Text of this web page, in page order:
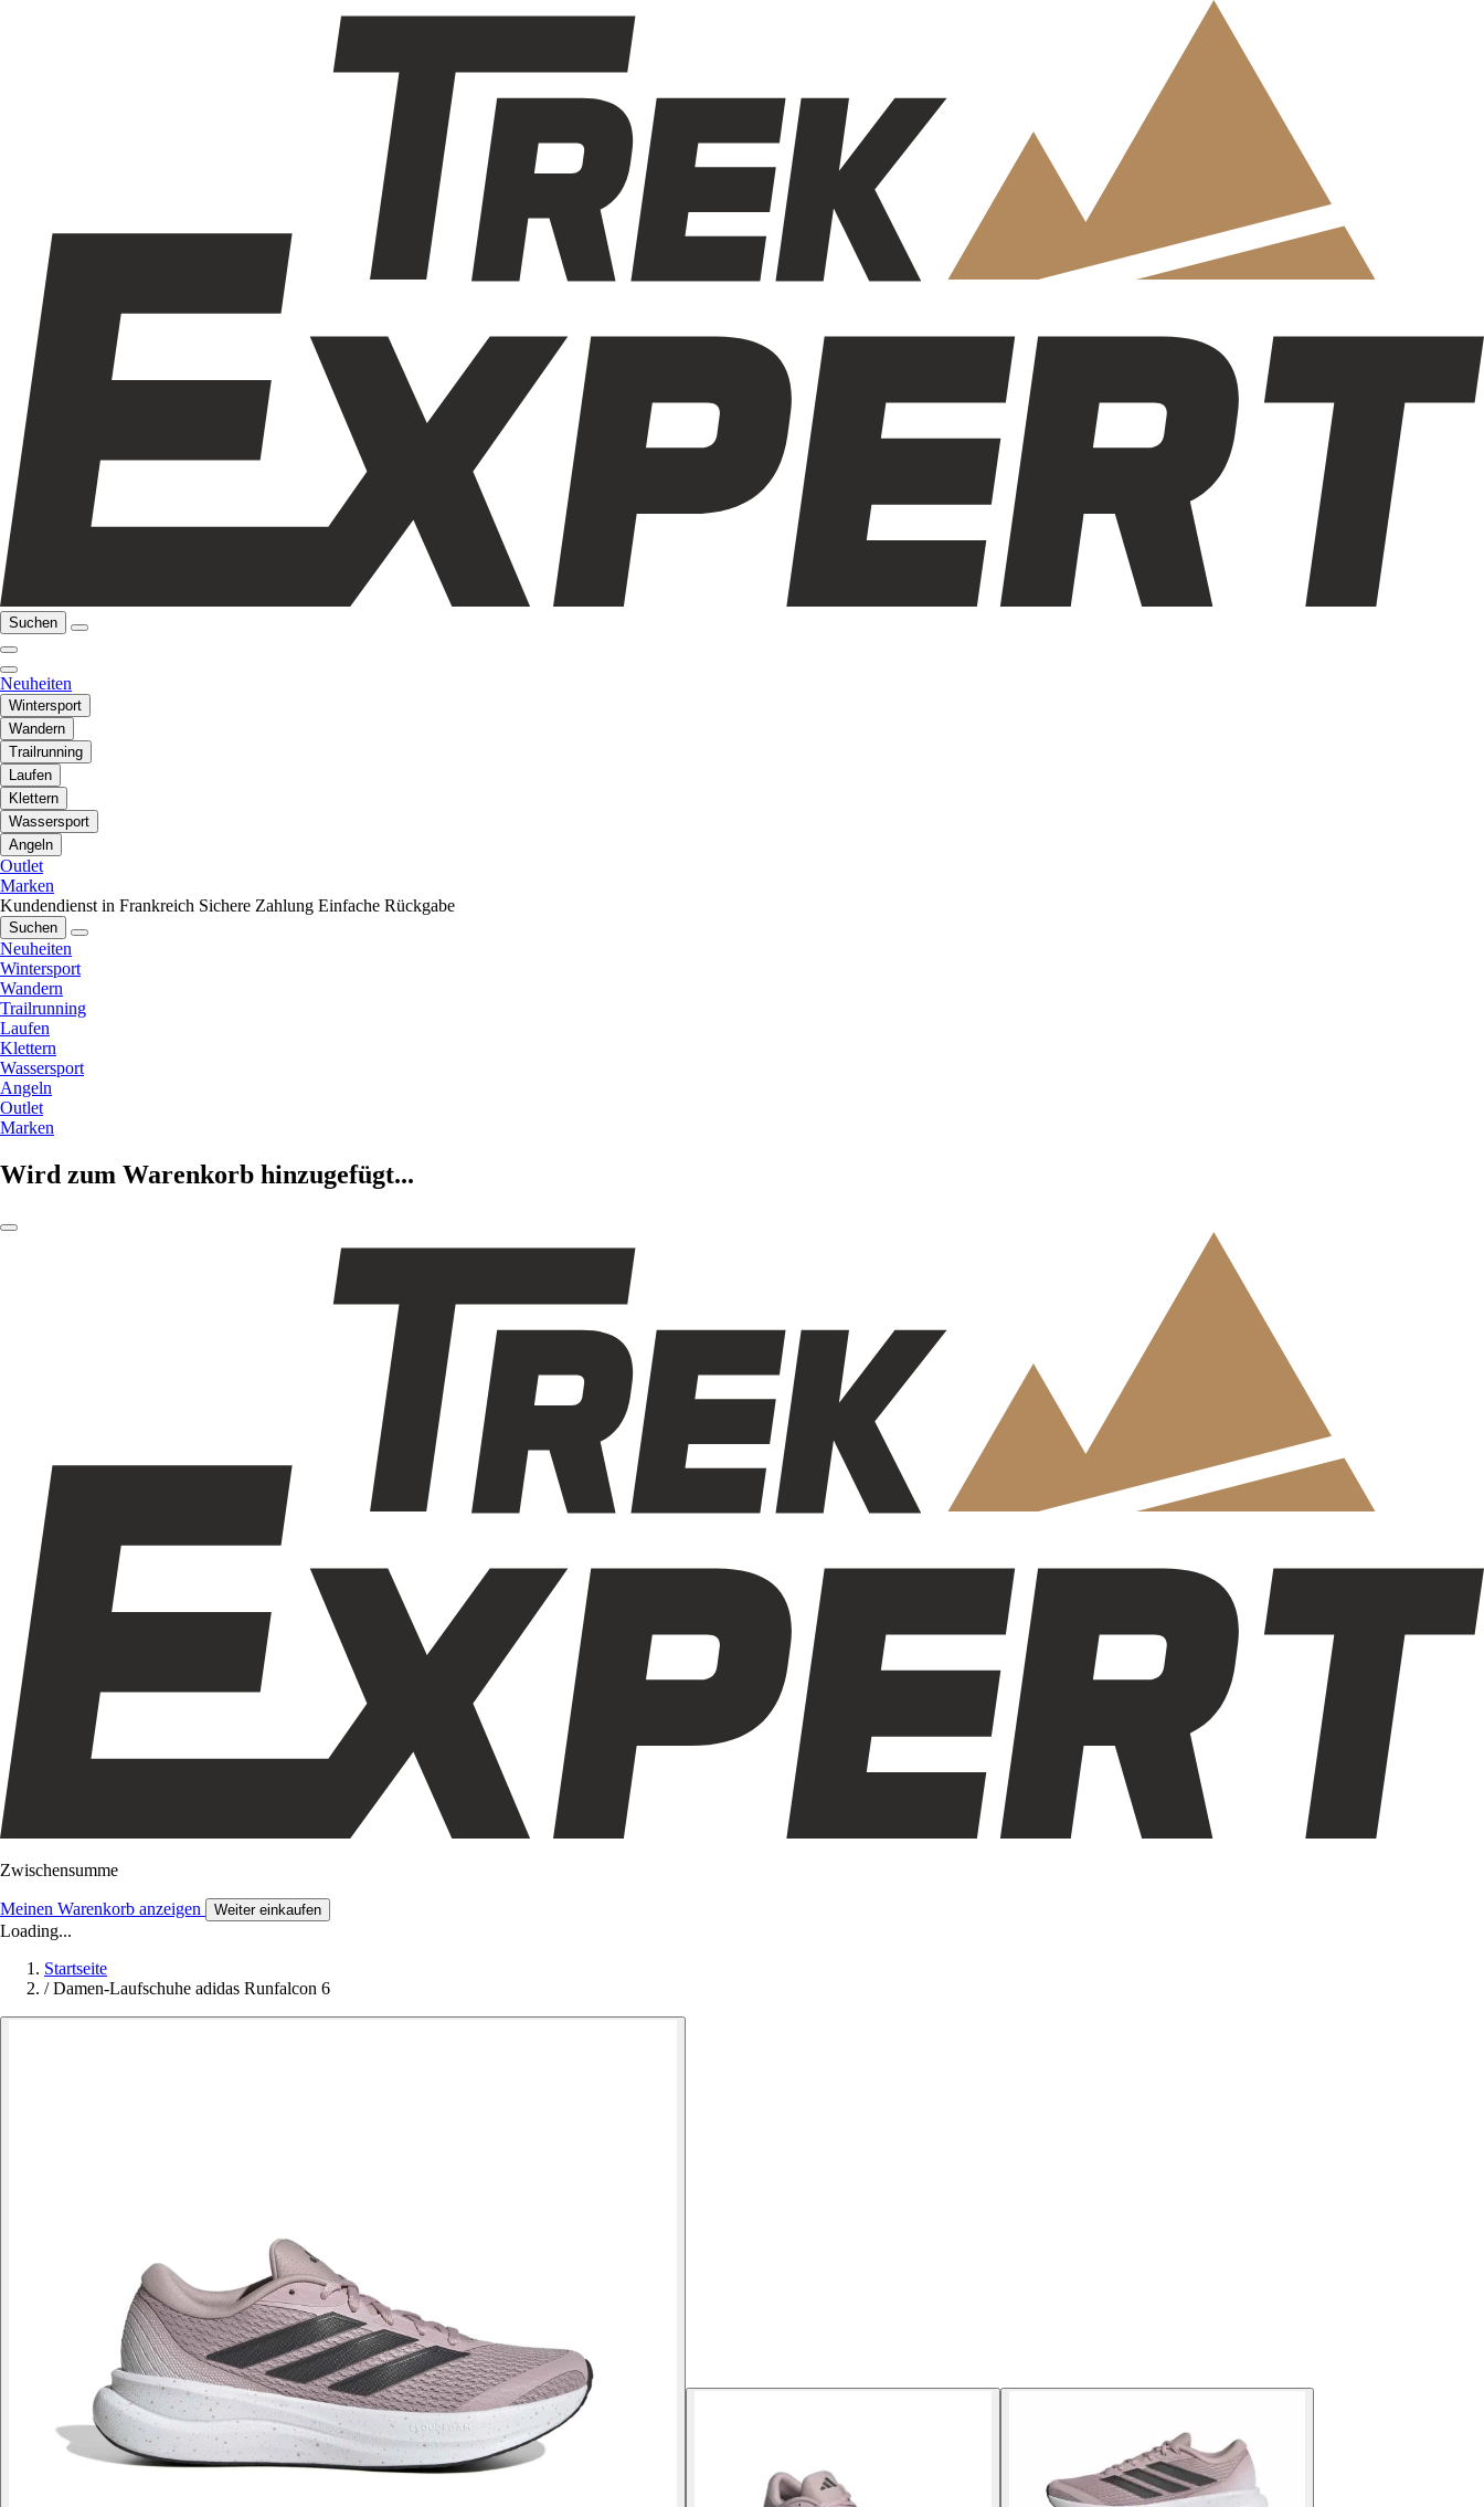
Suchen
Neuheiten
Wintersport
Wandern
Trailrunning
Laufen
Klettern
Wassersport
Angeln
Outlet
Marken
Kundendienst in Frankreich Sichere Zahlung Einfache Rückgabe
Suchen
Neuheiten
Wintersport
Wandern
Trailrunning
Laufen
Klettern
Wassersport
Angeln
Outlet
Marken
Wird zum Warenkorb hinzugefügt...
Zwischensumme
Meinen Warenkorb anzeigen Weiter einkaufen
Loading...
Startseite
/ Damen-Laufschuhe adidas Runfalcon 6